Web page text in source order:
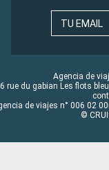
TU EMAIL
Agencia de
rue du gabian Les flots
de viajes n° 006 02
©